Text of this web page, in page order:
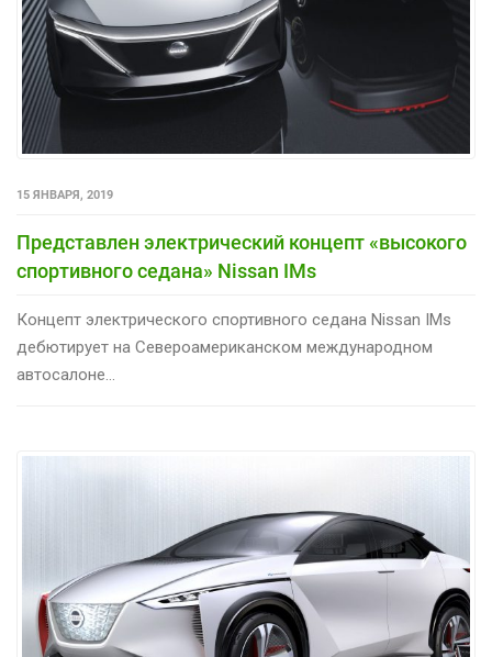
15 ЯНВАРЯ, 2019
Представлен электрический концепт «высокого
спортивного седана» Nissan IMs
Концепт электрического спортивного седана Nissan IMs
дебютирует на Североамериканском международном
автосалоне...